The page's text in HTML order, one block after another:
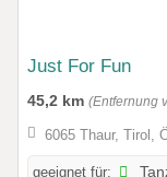
Just For Fun
45,2 km (Entfernung
6065 Thaur, Tirol,
geeignet für: